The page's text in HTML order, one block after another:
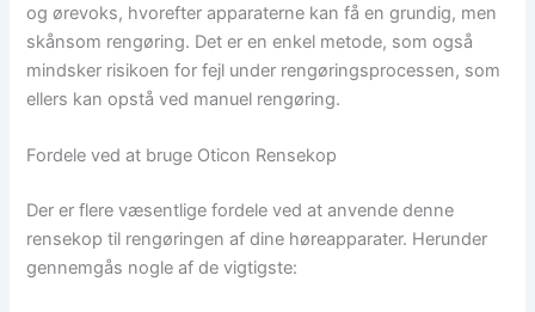
og ørevoks, hvorefter apparaterne kan få en grundig, men
skånsom rengøring. Det er en enkel metode, som også
mindsker risikoen for fejl under rengøringsprocessen, som
ellers kan opstå ved manuel rengøring.
Fordele ved at bruge Oticon Rensekop
Der er flere væsentlige fordele ved at anvende denne
rensekop til rengøringen af dine høreapparater. Herunder
gennemgås nogle af de vigtigste: